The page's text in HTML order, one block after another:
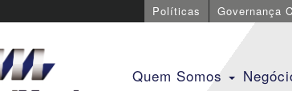
Políticas Governança
Quem Somos